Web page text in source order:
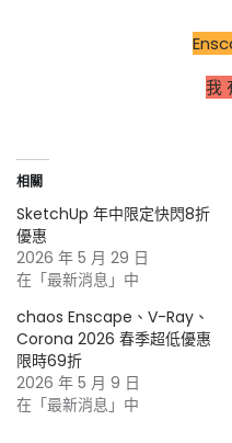
我
相關
SketchUp 年中限定快閃8折
優惠
2026 年 5 月 29 日
在「最新消息」中
chaos Enscape、V-Ray、
Corona 2026 春季超低優惠
限時69折
2026 年 5 月 9 日
在「最新消息」中